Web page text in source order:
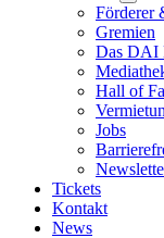
Förderer
Gremien
Das DAI
Hall of
Jobs
Tickets
Kontakt
News